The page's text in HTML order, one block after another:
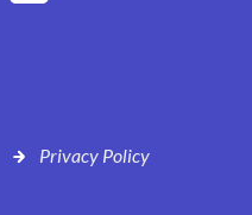
Privacy Policy